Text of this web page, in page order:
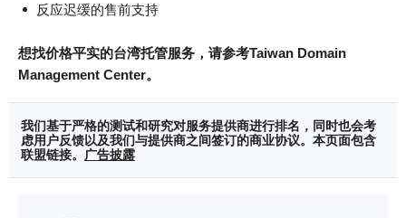
反应迟缓的售前支持
想找价格平实的台湾托管服务，请参考Taiwan Domain
Management Center。
我们基于严格的测试和研究对服务提供商进行排名，同时也会考
虑用户反馈以及我们与提供商之间签订的商业协议。本页面包含
联盟链接。 广告披露